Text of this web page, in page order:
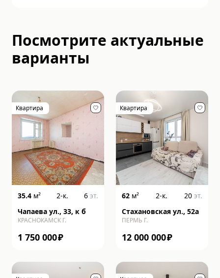
Посмотрите актуальные
варианты
Квартира
35.4 м² 2-к. 6 эт.
Чапаева ул., 33, к б
КРАСНОКАМСК Г.
1 750 000₽
Квартира
62 м² 2-к. 20 эт.
Стахановская ул., 52а
ПЕРМЬ Г.
12 000 000₽